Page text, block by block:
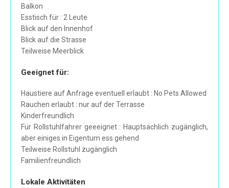
Balkon
Esstisch für : 2 Leute
Blick auf den Innenhof
Blick auf die Strasse
Teilweise Meerblick
Geeignet für:
Haustiere auf Anfrage eventuell erlaubt : No Pets Allowed
Rauchen erlaubt : nur auf der Terrasse
Kinderfreundlich
Für Rollstuhlfahrer geeeignet : Hauptsächlich zugänglich,
aber einiges in Eigentum ess gehend
Teilweise Rollstuhl zugänglich
Familienfreundlich
Lokale Aktivitäten